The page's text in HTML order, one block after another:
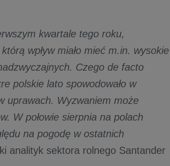
kwartale tego roku,
wpływ miało mieć m.in. wysokie
Czego de facto
polskie lato spowodowało w
uprawach. Wyzwaniem może
W połowie sierpnia na polach
na pogodę w ostatnich
analityk sektora rolnego Santander